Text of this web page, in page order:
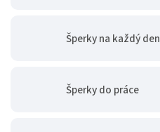
Šperky na každý den
Šperky do práce